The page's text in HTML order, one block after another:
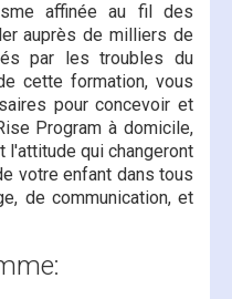
affinée au fil des
auprès de milliers de
par les troubles du
cette formation, vous
pour concevoir et
Program à domicile,
qui changeront
votre enfant dans tous
de communication, et